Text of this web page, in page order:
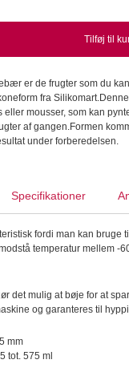
Tilføj til
er de frugter som du
fra
eller mousser, som kan
af gangen.Formen
under forberedelsen.
Specifikationer
fordi man kan bruge
temperatur mellem -
det mulig at bøje for at
og garanteres til
mm
tot. 575 ml